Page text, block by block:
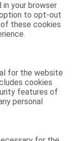
your browser
to opt-out
these cookies
for the website
cookies
features of
personal